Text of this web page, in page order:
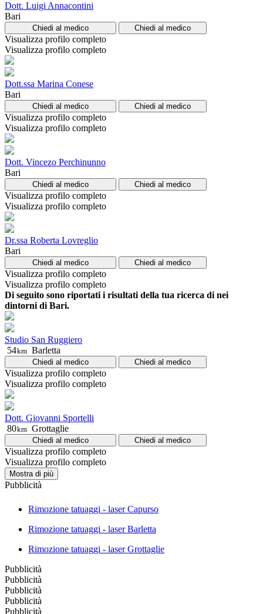
Dott. Luigi Annacontini
Bari
Chiedi al medico Chiedi al medico
Visualizza profilo completo
Visualizza profilo completo
Dott.ssa Marina Conese
Bari
Chiedi al medico Chiedi al medico
Visualizza profilo completo
Visualizza profilo completo
Dott. Vincezo Perchinunno
Bari
Chiedi al medico Chiedi al medico
Visualizza profilo completo
Visualizza profilo completo
Dr.ssa Roberta Lovreglio
Bari
Chiedi al medico Chiedi al medico
Visualizza profilo completo
Visualizza profilo completo
Di seguito sono riportati i risultati della tua ricerca di nei
dintorni di Bari.
Studio San Ruggiero
54km Barletta
Chiedi al medico Chiedi al medico
Visualizza profilo completo
Visualizza profilo completo
Dott. Giovanni Sportelli
80km Grottaglie
Chiedi al medico Chiedi al medico
Visualizza profilo completo
Visualizza profilo completo
Mostra di più
Pubblicità
Rimozione tatuaggi - laser Capurso
Rimozione tatuaggi - laser Barletta
Rimozione tatuaggi - laser Grottaglie
Pubblicità
Pubblicità
Pubblicità
Pubblicità
Pubblicità